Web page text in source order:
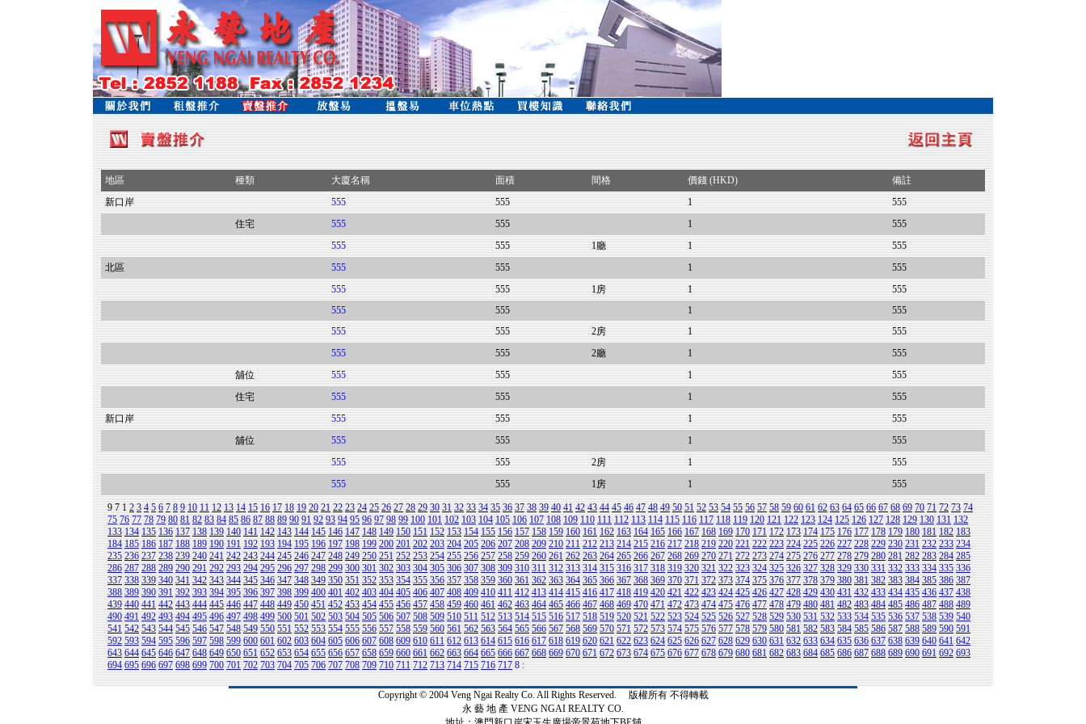
地區 種類 大廈名稱 面積 間格 價錢 (HKD)
備註
新口岸
555 555 1
555
住宅
555 555 1
555
555
555 1廳 1
555
北區
555 555 1
555
555
555 1房 1
555
555
555 1
555
555
555 2房 1
555
555
555 2廳 1
555
舖位
555 555 1
555
住宅
555 555 1
555
新口岸
555 555 1
555
舖位
555 555 1
555
555
555 2房 1
555
555
555 1房 1 555
9 712 3 4 5 6 7 8 9 10 11 12 13 14 15 16 17 18 19 20 21 22 23 24 25 26 27 28 29 30 31 32 33 34 35 36 37 38 39 40 41 42 43 44 45 46 47 48 49 50 51 52 53 54 55 56 57 58 59 60 61 62 63 64 65 66 67 68 69 70 71 72 73 74
75 76 77 78 79 80 81 82 83 84 85 86 87 88 89 90 91 92 93 94 95 96 97 98 99 100 101 102 103 104 105 106 107 108 109 110 111 112 113 114 115 116 117 118 119 120 121 122 123 124 125 126 127 128 129 130 131 132
133 134 135 136 137 138 139 140 141 142 143 144 145 146 147 148 149 150 151 152 153 154 155 156 157 158 159 160 161 162 163 164 165 166 167 168 169 170 171 172 173 174 175 176 177 178 179 180 181 182 183
184 185 186 187 188 189 190 191 192 193 194 195 196 197 198 199 200 201 202 203 204 205 206 207 208 209 210 211 212 213 214 215 216 217 218 219 220 221 222 223 224 225 226 227 228 229 230 231 232 233 234
235 236 237 238 239 240 241 242 243 244 245 246 247 248 249 250 251 252 253 254 255 256 257 258 259 260 261 262 263 264 265 266 267 268 269 270 271 272 273 274 275 276 277 278 279 280 281 282 283 284 285
286 287 288 289 290 291 292 293 294 295 296 297 298 299 300 301 302 303 304 305 306 307 308 309 310 311 312 313 314 315 316 317 318 319 320 321 322 323 324 325 326 327 328 329 330 331 332 333 334 335 336
337 338 339 340 341 342 343 344 345 346 347 348 349 350 351 352 353 354 355 356 357 358 359 360 361 362 363 364 365 366 367 368 369 370 371 372 373 374 375 376 377 378 379 380 381 382 383 384 385 386 387
388 389 390 391 392 393 394 395 396 397 398 399 400 401 402 403 404 405 406 407 408 409 410 411 412 413 414 415 416 417 418 419 420 421 422 423 424 425 426 427 428 429 430 431 432 433 434 435 436 437 438
439 440 441 442 443 444 445 446 447 448 449 450 451 452 453 454 455 456 457 458 459 460 461 462 463 464 465 466 467 468 469 470 471 472 473 474 475 476 477 478 479 480 481 482 483 484 485 486 487 488 489
490 491 492 493 494 495 496 497 498 499 500 501 502 503 504 505 506 507 508 509 510 511 512 513 514 515 516 517 518 519 520 521 522 523 524 525 526 527 528 529 530 531 532 533 534 535 536 537 538 539 540
541 542 543 544 545 546 547 548 549 550 551 552 553 554 555 556 557 558 559 560 561 562 563 564 565 566 567 568 569 570 571 572 573 574 575 576 577 578 579 580 581 582 583 584 585 586 587 588 589 590 591
592 593 594 595 596 597 598 599 600 601 602 603 604 605 606 607 608 609 610 611 612 613 614 615 616 617 618 619 620 621 622 623 624 625 626 627 628 629 630 631 632 633 634 635 636 637 638 639 640 641 642
643 644 645 646 647 648 649 650 651 652 653 654 655 656 657 658 659 660 661 662 663 664 665 666 667 668 669 670 671 672 673 674 675 676 677 678 679 680 681 682 683 684 685 686 687 688 689 690 691 692 693
694 695 696 697 698 699 700 701 702 703 704 705 706 707 708 709 710 711 712 713 714 715 716 717 8 :
Copyright © 2004 Veng Ngai Realty Co. All Rights Reserved. 版權所有 不得轉載
永 藝 地 產 VENG NGAI REALTY CO.